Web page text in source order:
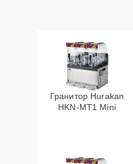
Гранитор Hurakan
HKN-MT1 Mini